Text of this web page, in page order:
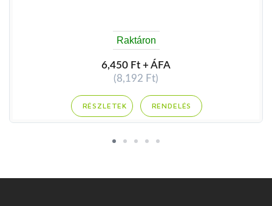
Raktáron
6,450 Ft + ÁFA
(8,192 Ft)
RENDELÉS